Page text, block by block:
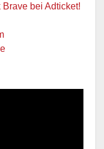
bei Adticket!